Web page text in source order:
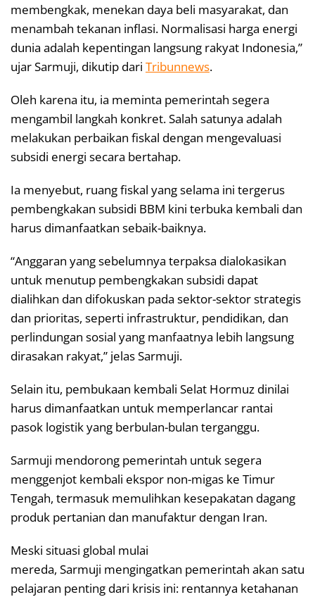
membengkak, menekan daya beli masyarakat, dan
menambah tekanan inflasi. Normalisasi harga energi
dunia adalah kepentingan langsung rakyat Indonesia,”
ujar Sarmuji, dikutip dari Tribunnews.
Oleh karena itu, ia meminta pemerintah segera
mengambil langkah konkret. Salah satunya adalah
melakukan perbaikan fiskal dengan mengevaluasi
subsidi energi secara bertahap.
Ia menyebut, ruang fiskal yang selama ini tergerus
pembengkakan subsidi BBM kini terbuka kembali dan
harus dimanfaatkan sebaik-baiknya.
“Anggaran yang sebelumnya terpaksa dialokasikan
untuk menutup pembengkakan subsidi dapat
dialihkan dan difokuskan pada sektor-sektor strategis
dan prioritas, seperti infrastruktur, pendidikan, dan
perlindungan sosial yang manfaatnya lebih langsung
dirasakan rakyat,” jelas Sarmuji.
Selain itu, pembukaan kembali Selat Hormuz dinilai
harus dimanfaatkan untuk memperlancar rantai
pasok logistik yang berbulan-bulan terganggu.
Sarmuji mendorong pemerintah untuk segera
menggenjot kembali ekspor non-migas ke Timur
Tengah, termasuk memulihkan kesepakatan dagang
produk pertanian dan manufaktur dengan Iran.
Meski situasi global mulai
mereda, Sarmuji mengingatkan pemerintah akan satu
pelajaran penting dari krisis ini: rentannya ketahanan